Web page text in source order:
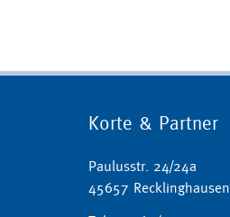
Korte & Partner
Paulusstr. 24/24a
45657 Recklinghausen